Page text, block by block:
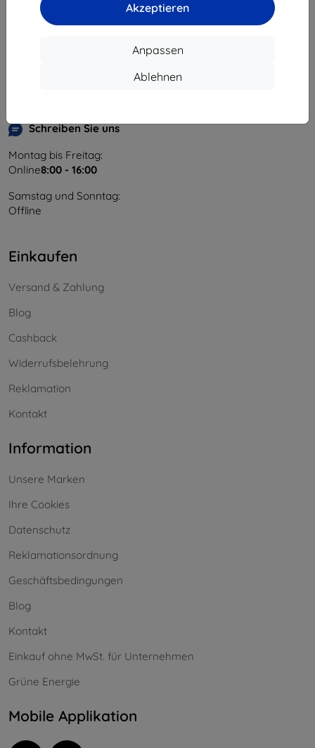
Akzeptieren
Anpassen
Ablehnen
Unternehmens-ID:
46701494
USt-IdNr.:SK2023549671
Schreiben Sie uns
Montag bis Freitag:
Online8:00 - 16:00
Samstag und Sonntag:
Offline
Einkaufen
Versand & Zahlung
Blog
Cashback
Widerrufsbelehrung
Reklamation
Kontakt
Information
Unsere Marken
Ihre Cookies
Datenschutz
Reklamationsordnung
Geschäftsbedingungen
Blog
Kontakt
Einkauf ohne MwSt. für Unternehmen
Grüne Energie
Mobile Applikation